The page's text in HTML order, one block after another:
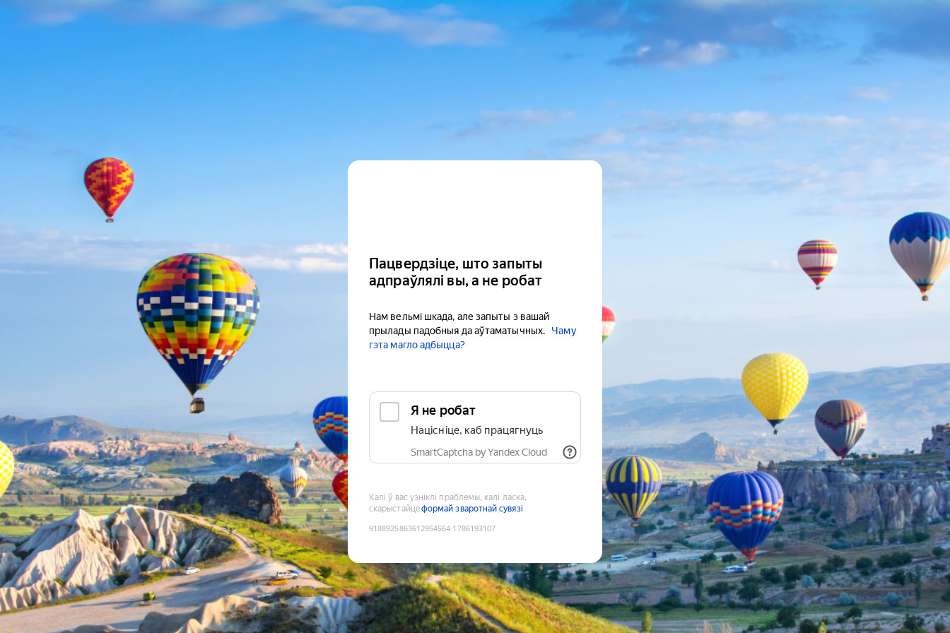
Пацвердзіце, што запыты
адпраўлялі вы, а не робат
Нам вельмі шкада, але запыты з вашай
прылады падобныя да аўтаматычных.
Чаму
гэта магло адбыцца?
Я не робат
Націсніце, каб працягнуць
SmartCaptcha by Yandex Cloud
Калі ў вас узніклі праблемы, калі ласка,
скарыстайцеформай зваротнай сувязі
9188925863612954564:1786193107